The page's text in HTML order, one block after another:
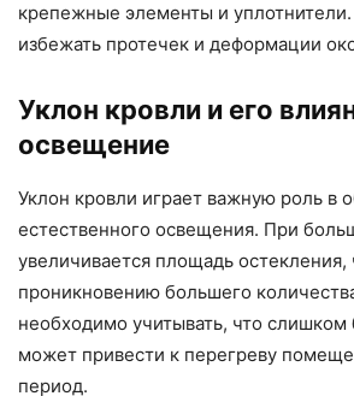
крепежные элементы и уплотнители.
избежать протечек и деформации
Уклон кровли и его
освещение
Уклон кровли играет важную роль в
естественного освещения. При
увеличивается площадь остекления,
проникновению большего
необходимо учитывать, что
может привести к перегреву
период.